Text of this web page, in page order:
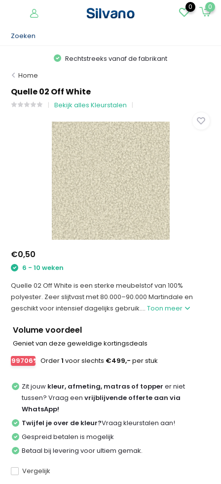
0 0
Rechtstreeks vanaf de fabrikant
Home
Quelle 02 Off White
Bekijk alles Kleurstalen
€0,50
6 - 10 weken
Quelle 02 Off White is een sterke meubelstof van 100%
polyester. Zeer slijtvast met 80.000–90.000 Martindale en
geschikt voor intensief dagelijks gebruik....Toon meer
Volume voordeel
Geniet van deze geweldige kortingsdeals
-99706% Order1 voor slechts €499,- per stuk
Zit jouw kleur, afmeting, matras of topper er niet
tussen? Vraag eenvrijblijvende offerte aan via
WhatsApp!
Twijfel je over de kleur?Vraag kleurstalen aan!
Gespreid betalen is mogelijk
Betaal bij levering voor ultiem gemak.
Vergelijk